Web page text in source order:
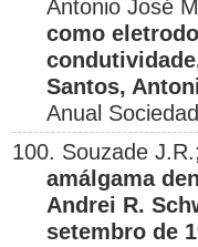
Antonio José
como
Santos,
Anual
100. Souzade
amálgama
Andrei R.
setembro de